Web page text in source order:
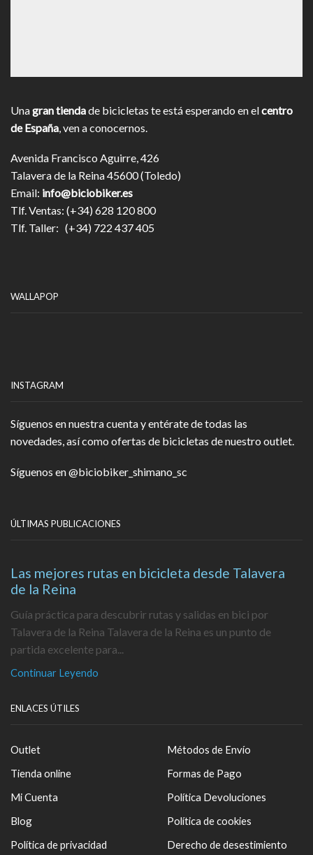
Unagran tiendade bicicletas te está esperando en elcentro
de España , ven a conocernos.
Avenida Francisco Aguirre, 426
Talavera de la Reina 45600 (Toledo)
Email: info@biciobiker.es
Tlf. Ventas: (+34) 628 120 800
Tlf. Taller: (+34) 722 437 405
WALLAPOP
INSTAGRAM
Síguenos en nuestra cuenta y entérate de todas las
novedades, así como ofertas de bicicletas de nuestro outlet.
Síguenos en@biciobiker_shimano_sc
ÚLTIMAS PUBLICACIONES
Las mejores rutas en bicicleta desde Talavera
de la Reina
Guía práctica para descubrir rutas y salidas en bici por
Talavera de la Reina Talavera de la Reina es un punto de
partida excelente para...
Continuar Leyendo
ENLACES ÚTILES
Outlet
Tienda online
Mi Cuenta
Blog
Política de privacidad
Métodos de Envío
Formas de Pago
Política Devoluciones
Política de cookies
Derecho de desestimiento